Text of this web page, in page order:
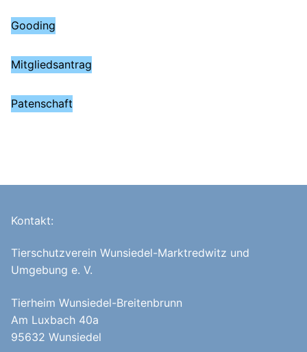
Gooding
Mitgliedsantrag
Patenschaft
Kontakt:
Tierschutzverein Wunsiedel-Marktredwitz und
Umgebung e. V.
Tierheim Wunsiedel-Breitenbrunn
Am Luxbach 40a
95632 Wunsiedel